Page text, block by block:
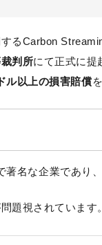
るCarbon
判所にて正式に提
ル以上の損害賠償
名な企業であり
題視されています。